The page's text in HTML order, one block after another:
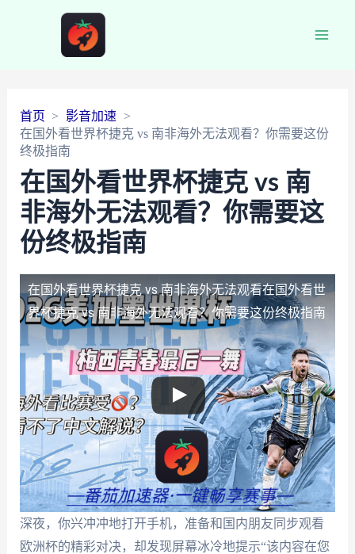
首页
影音加速
在国外看世界杯捷克 vs 南非海外无法观看？你需要这份
终极指南
在国外看世界杯捷克 vs 南
非海外无法观看？你需要这
份终极指南
在国外看世界杯捷克 vs 南非海外无法观看在国外看世
界杯捷克 vs 南非海外无法观看？你需要这份终极指南
深夜，你兴冲冲地打开手机，准备和国内朋友同步观看
欧洲杯的精彩对决，却发现屏幕冰冷地提示“该内容在您